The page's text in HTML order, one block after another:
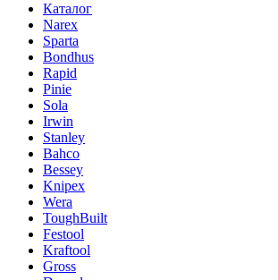
Каталог
Narex
Sparta
Bondhus
Rapid
Pinie
Sola
Irwin
Stanley
Bahco
Bessey
Knipex
Wera
ToughBuilt
Festool
Kraftool
Gross